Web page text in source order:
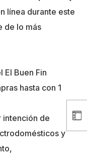
línea durante este
de lo más
El Buen Fin
hasta con 1
intención de
y